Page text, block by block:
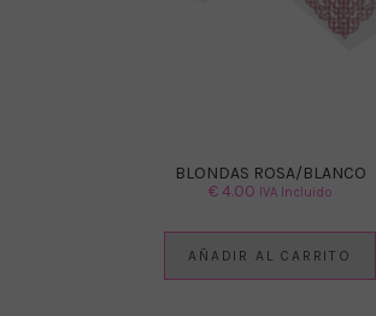
BLONDAS ROSA/BLANCO
€4.00 IVA Incluido
AÑADIR AL CARRITO